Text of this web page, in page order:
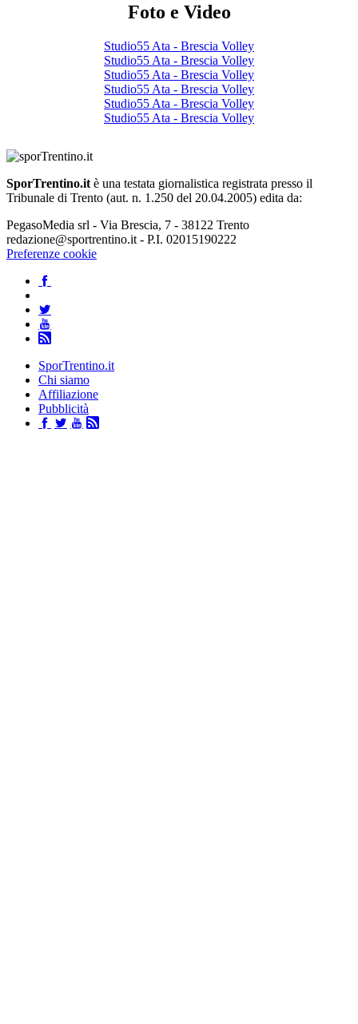
Foto e Video
Studio55 Ata - Brescia Volley
Studio55 Ata - Brescia Volley
Studio55 Ata - Brescia Volley
Studio55 Ata - Brescia Volley
Studio55 Ata - Brescia Volley
Studio55 Ata - Brescia Volley
SporTrentino.it è una testata giornalistica registrata presso il
Tribunale di Trento (aut. n. 1.250 del 20.04.2005) edita da:
PegasoMedia srl - Via Brescia, 7 - 38122 Trento
redazione@sportrentino.it - P.I. 02015190222
Preferenze cookie
SporTrentino.it
Chi siamo
Affiliazione
Pubblicità